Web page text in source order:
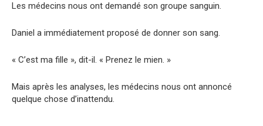
Les médecins nous ont demandé son groupe sanguin.
Daniel a immédiatement proposé de donner son sang.
« C’est ma fille », dit-il. « Prenez le mien. »
Mais après les analyses, les médecins nous ont annoncé
quelque chose d’inattendu.